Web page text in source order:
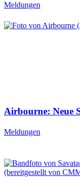
Meldungen
Airbourne: Neue
Meldungen